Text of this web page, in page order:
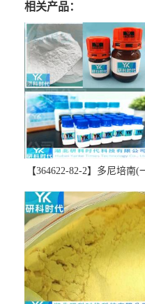
相关产品：
【364622-82-2】多尼培南(
精品科研试剂-湖北研科时
科技-“研”无止境;“科”学创
新！支持三方验证；支持定
制；检测图谱；MSDS等技术
支持！